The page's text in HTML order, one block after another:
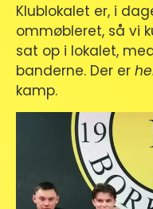
Klublokalet er, i
ommøbleret, så vi
sat op i lokalet,
banderne. Der er
kamp.